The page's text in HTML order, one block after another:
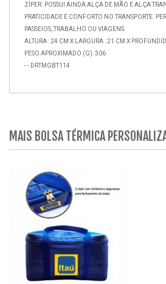
ZÍPER. POSSUI AINDA ALÇA DE MÃO E ALÇA
PRATICIDADE E CONFORTO NO TRANSPORTE.
PASSEIOS, TRABALHO OU VIAGENS.
ALTURA : 24 CM X LARGURA : 21 CM X
PESO APROXIMADO (G): 306
- - DRTMGBT114
MAIS BOLSA TÉRMICA